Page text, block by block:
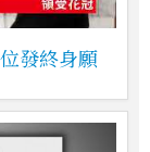
發終身願